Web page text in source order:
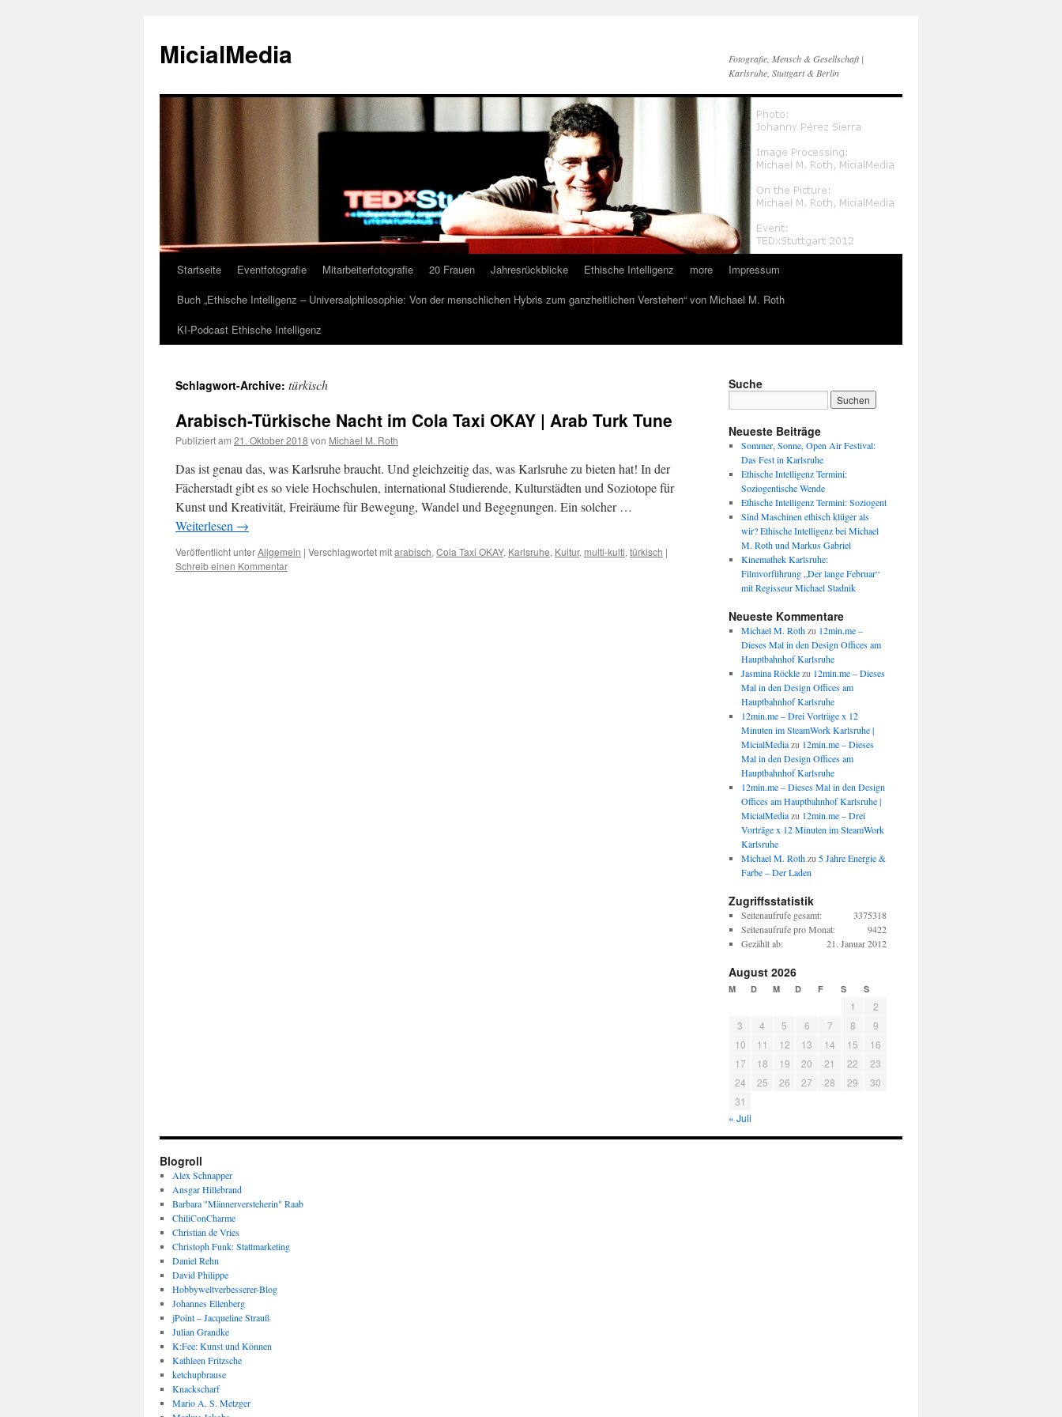
MicialMedia
Fotografie, Mensch & Gesellschaft |
Karlsruhe, Stuttgart & Berlin
Zum
Inhalt
springen
Startseite Eventfotografie Mitarbeiterfotografie 20 Frauen Jahresrückblicke Ethische Intelligenz more
Impressum
Buch „Ethische Intelligenz – Universalphilosophie: Von der menschlichen Hybris zum ganzheitlichen Verstehen“ von Michael M. Roth
KI-Podcast Ethische Intelligenz
Schlagwort-Archive: türkisch
Arabisch-Türkische Nacht im Cola Taxi OKAY | Arab Turk Tune
Publiziert am 21. Oktober 2018 von Michael M. Roth
Das ist genau das, was Karlsruhe braucht. Und gleichzeitig das, was Karlsruhe zu bieten hat! In der
Fächerstadt gibt es so viele Hochschulen, international Studierende, Kulturstädten und Soziotope für
Kunst und Kreativität, Freiräume für Bewegung, Wandel und Begegnungen. Ein solcher …
Weiterlesen →
Veröffentlicht unterAllgemein | Verschlagwortet mitarabisch, Cola Taxi OKAY, Karlsruhe, Kultur, multi-kulti, türkisch |
Schreib einen Kommentar
Suche
Neueste Beiträge
Sommer, Sonne, Open Air Festival:
Das Fest in Karlsruhe
Ethische Intelligenz Termini:
Soziogentische Wende
Ethische Intelligenz Termini: Soziogent
Sind Maschinen ethisch klüger als
wir? Ethische Intelligenz bei Michael
M. Roth und Markus Gabriel
Kinemathek Karlsruhe:
Filmvorführung „Der lange Februar“
mit Regisseur Michael Stadnik
Neueste Kommentare
Michael M. Rothzu 12min.me –
Dieses Mal in den Design Offices am
Hauptbahnhof Karlsruhe
Jasmina Röcklezu 12min.me – Dieses
Mal in den Design Offices am
Hauptbahnhof Karlsruhe
12min.me – Drei Vorträge x 12
Minuten im SteamWork Karlsruhe |
MicialMediazu 12min.me – Dieses
Mal in den Design Offices am
Hauptbahnhof Karlsruhe
12min.me – Dieses Mal in den Design
Offices am Hauptbahnhof Karlsruhe |
MicialMediazu 12min.me – Drei
Vorträge x 12 Minuten im SteamWork
Karlsruhe
Michael M. Rothzu 5 Jahre Energie &
Farbe – Der Laden
Zugriffsstatistik
3375318
Seitenaufrufe gesamt:
9422
Seitenaufrufe pro Monat:
21. Januar 2012
Gezählt ab:
August 2026
M D M D F S S
1
2
3
4 5 6 7 8
9
10
11 12 13 14 15
16
17
18 19 20 21 22
23
24
25 26 27 28 29
30
31
« Juli
Blogroll
Alex Schnapper
Ansgar Hillebrand
Barbara "Männerversteherin" Raab
ChiliConCharme
Christian de Vries
Christoph Funk: Stattmarketing
Daniel Rehn
David Philippe
Hobbyweltverbesserer-Blog
Johannes Ellenberg
jPoint – Jacqueline Strauß
Julian Grandke
K:Fee: Kunst und Können
Kathleen Fritzsche
ketchupbrause
Knackscharf
Mario A. S. Metzger